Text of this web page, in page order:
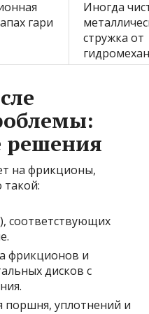
гари
Иногда
стружка от
решения
на фрикционы,
такой:
соответствующих
фрикционов и
дисков с
поршня, уплотнений и